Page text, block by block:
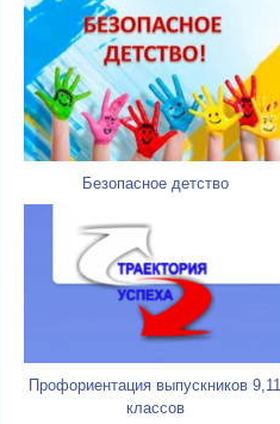
Безопасное детство
Профориентация выпускников 9,11
классов